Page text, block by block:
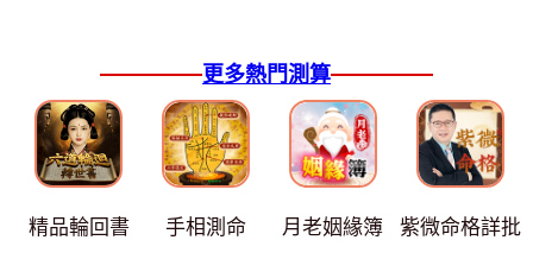
更多熱門測算
精品輪回書 手相測命 月老姻緣簿 紫微命格詳批